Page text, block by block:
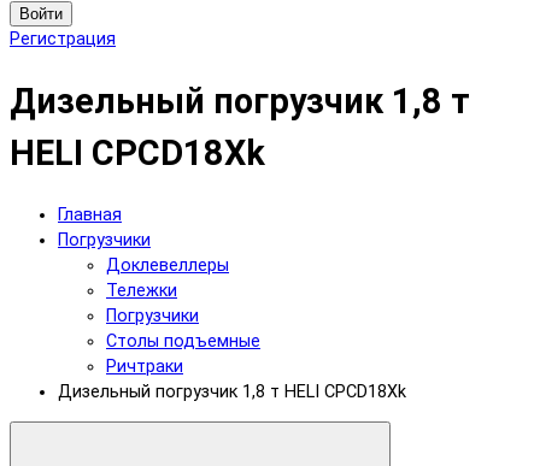
Войти
Регистрация
Дизельный погрузчик 1,8 т
HELI CPСD18Xk
Главная
Погрузчики
Доклевеллеры
Тележки
Погрузчики
Столы подъемные
Ричтраки
Дизельный погрузчик 1,8 т HELI CPСD18Xk